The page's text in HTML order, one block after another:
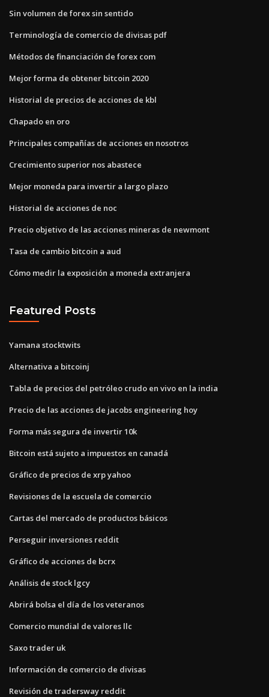
Sin volumen de forex sin sentido
Terminología de comercio de divisas pdf
Métodos de financiación de forex com
Mejor forma de obtener bitcoin 2020
Historial de precios de acciones de kbl
Chapado en oro
Principales compañías de acciones en nosotros
Crecimiento superior nos abastece
Mejor moneda para invertir a largo plazo
Historial de acciones de noc
Precio objetivo de las acciones mineras de newmont
Tasa de cambio bitcoin a aud
Cómo medir la exposición a moneda extranjera
Featured Posts
Yamana stocktwits
Alternativa a bitcoinj
Tabla de precios del petróleo crudo en vivo en la india
Precio de las acciones de jacobs engineering hoy
Forma más segura de invertir 10k
Bitcoin está sujeto a impuestos en canadá
Gráfico de precios de xrp yahoo
Revisiones de la escuela de comercio
Cartas del mercado de productos básicos
Perseguir inversiones reddit
Gráfico de acciones de bcrx
Análisis de stock lgcy
Abrirá bolsa el día de los veteranos
Comercio mundial de valores llc
Saxo trader uk
Información de comercio de divisas
Revisión de tradersway reddit